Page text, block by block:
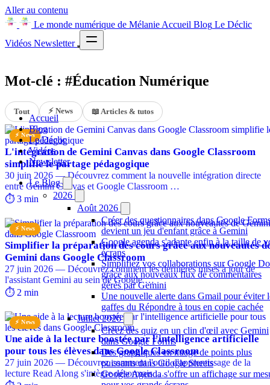
Aller au contenu
Le monde numérique de Mélanie Accueil Blog Le Déclic
Vidéos Newsletter
Accueil
Blog
Le Déclic
Vidéos
Newsletter
Le Blog
2026
Août 2026
Créer des questionnaires dans Google
devient un jeu d'enfant grâce à Gemini
Google agenda s'adapte enfin à la taille de
écrans
Simplifiez vos collaborations sur Google
grâce aux nouveaux flux de commentaires
gérés par Gemini
Une nouvelle alerte dans Gmail pour éviter
gaffes du Répondre à tous en copie cachée
Juillet 2026
Créez des quiz en un clin d'œil avec Gemini
dans Google Forms
Des graphiques en nuage de points plus
puissants dans Google Sheets
Google Agenda s'offre un affichage sur
Mot-clé : #Éducation Numérique
Tout ⚡ News 📖 Articles & tutos
⚡ News
L'intégration de Gemini Canvas dans Google Classroom
simplifie le partage pédagogique
30 juin 2026 — Découvrez comment la nouvelle intégration directe
entre Gemini Canvas et Google Classroom …
⏱️ 3 min
⚡ News
Simplifier la préparation des cours grâce aux nouveautés
Gemini dans Google Classroom
27 juin 2026 — Découvrez comment les dernières mises à jour de
l'assistant Gemini au sein de Google …
⏱️ 2 min
⚡ News
Une aide à la lecture boostée par l'intelligence artificielle
pour tous les élèves dans Google Classroom
27 juin 2026 — Découvrez comment l'outil d'apprentissage de la
lecture Read Along s'intègre désormais …